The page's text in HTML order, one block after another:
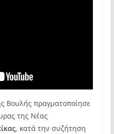
Βουλής πραγματοποίησε
της Νέας
, κατά την συζήτηση